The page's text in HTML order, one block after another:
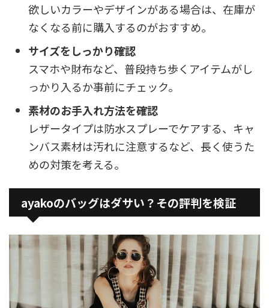
欲しいカラーやデザインがある場合は、在庫が
なくなる前に購入するのがおすすめ。
サイズをしっかり確認
スマホや財布など、普段持ち歩くアイテムがし
っかり入るか事前にチェック。
素材のお手入れ方法を確認
レザータイプは防水スプレーでケアする、キャ
ンバス素材は汚れに注意するなど、長く使うた
めの対策を考える。
ayakoのバッグはダサい？その評判を検証